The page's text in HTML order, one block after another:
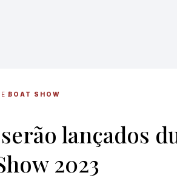
BOAT SHOW
lançados
2023